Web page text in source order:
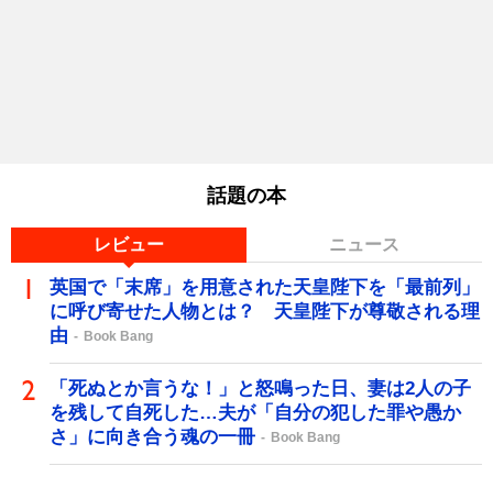
話題の本
レビュー ニュース
英国で「末席」を用意された天皇陛下を「最前列」
に呼び寄せた人物とは？ 天皇陛下が尊敬される理
由
Book Bang
「死ぬとか言うな！」と怒鳴った日、妻は2人の子
を残して自死した…夫が「自分の犯した罪や愚か
さ」に向き合う魂の一冊
Book Bang